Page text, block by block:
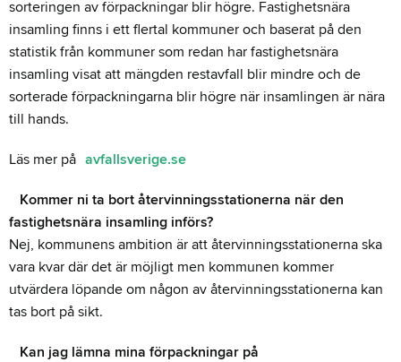
sorteringen av förpackningar blir högre. Fastighetsnära
insamling finns i ett flertal kommuner och baserat på den
statistik från kommuner som redan har fastighetsnära
insamling visat att mängden restavfall blir mindre och de
sorterade förpackningarna blir högre när insamlingen är nära
till hands.
Läs mer på avfallsverige.se
Kommer ni ta bort återvinningsstationerna när den
fastighetsnära insamling införs?
Nej, kommunens ambition är att återvinningsstationerna ska
vara kvar där det är möjligt men kommunen kommer
utvärdera löpande om någon av återvinningsstationerna kan
tas bort på sikt.
Kan jag lämna mina förpackningar på